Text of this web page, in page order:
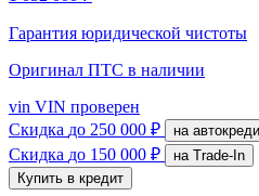
Гарантия юридической чистоты
Оригинал ПТС в наличии
vin VIN проверен
Скидка до 250 000 ₽ на
Скидка до 150 000 ₽
на Trade-In
Купить в кредит